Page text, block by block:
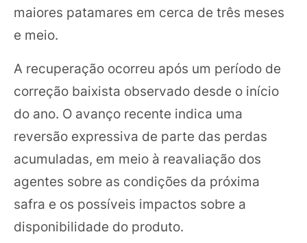
maiores patamares em cerca de três meses
e meio.
A recuperação ocorreu após um período de
correção baixista observado desde o início
do ano. O avanço recente indica uma
reversão expressiva de parte das perdas
acumuladas, em meio à reavaliação dos
agentes sobre as condições da próxima
safra e os possíveis impactos sobre a
disponibilidade do produto.